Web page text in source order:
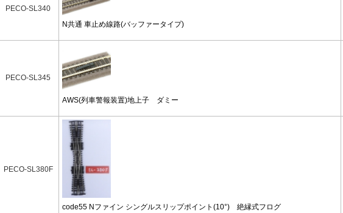
PECO-SL340
N共通 車止め線路(バッファータイプ)
PECO-SL345
AWS(列車警報装置)地上子 ダミー
PECO-SL380F
code55 Nファイン シングルスリップポイント(10°) 絶縁式フログ